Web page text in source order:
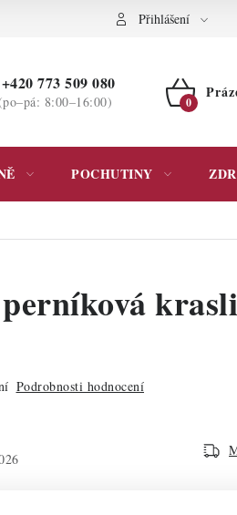
osobních údajů Přihlášení
773 509 080
8:00–16:00)
POCHUTINY
Podrobnosti hodnocení